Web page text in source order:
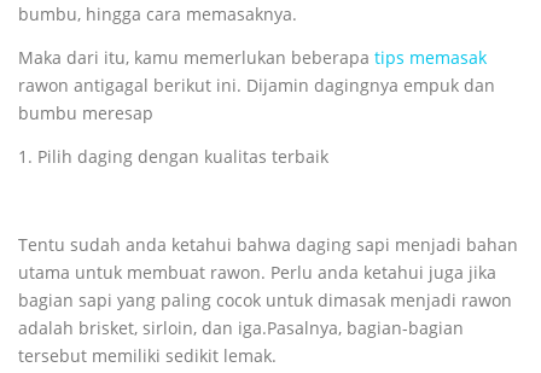
bumbu, hingga cara memasaknya.
Maka dari itu, kamu memerlukan beberapa tips memasak
rawon antigagal berikut ini. Dijamin dagingnya empuk dan
bumbu meresap
1. Pilih daging dengan kualitas terbaik
Tentu sudah anda ketahui bahwa daging sapi menjadi bahan
utama untuk membuat rawon. Perlu anda ketahui juga jika
bagian sapi yang paling cocok untuk dimasak menjadi rawon
adalah brisket, sirloin, dan iga.Pasalnya, bagian-bagian
tersebut memiliki sedikit lemak.